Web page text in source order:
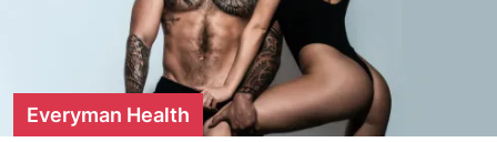
Everyman Health